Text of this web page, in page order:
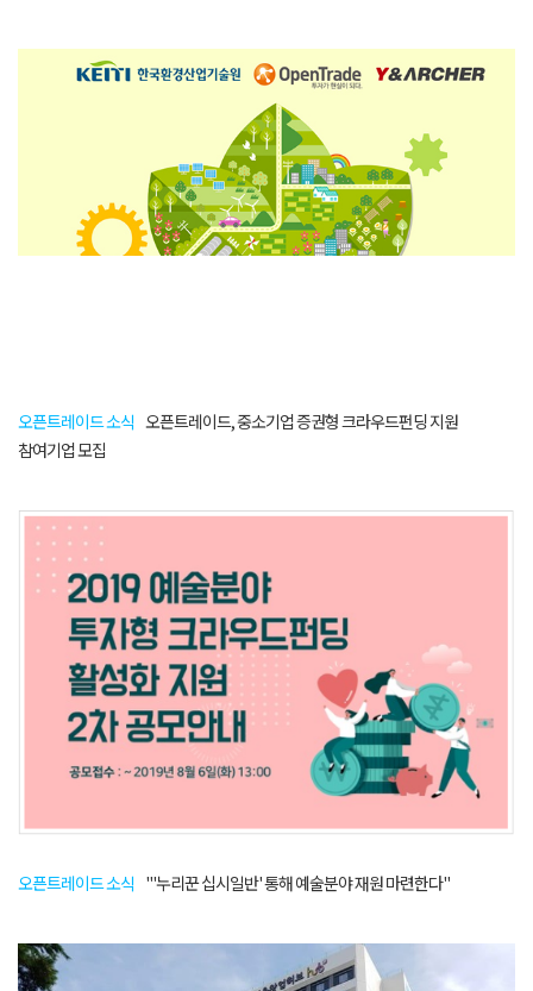
오픈트레이드 소식 오픈트레이드, 중소기업 증권형 크라우드펀딩 지원
참여기업 모집
오픈트레이드 소식 "'누리꾼 십시일반' 통해 예술분야 재원 마련한다"